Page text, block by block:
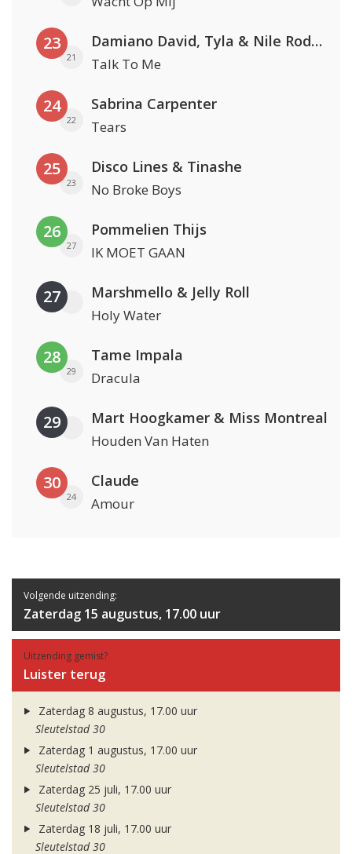
23
21
Damiano David, Tyla & Nile Rodgers
Talk To Me
24
22
Sabrina Carpenter
Tears
25
23
Disco Lines & Tinashe
No Broke Boys
26
27
Pommelien Thijs
IK MOET GAAN
27 Marshmello & Jelly Roll
Holy Water
28
29
Tame Impala
Dracula
29 Mart Hoogkamer & Miss Montreal
Houden Van Haten
30
24
Claude
Amour
Volgende uitzending:
Zaterdag 15 augustus, 17.00 uur
Uitzending gemist?
Luister terug
Zaterdag 8 augustus, 17.00 uur
Sleutelstad 30
Zaterdag 1 augustus, 17.00 uur
Sleutelstad 30
Zaterdag 25 juli, 17.00 uur
Sleutelstad 30
Zaterdag 18 juli, 17.00 uur
Sleutelstad 30